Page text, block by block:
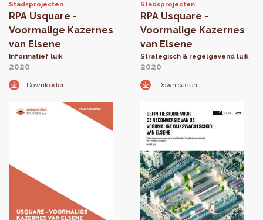
Stadsprojecten
RPA Usquare -
Voormalige Kazernes
van Elsene
Informatief luik
2020
Downloaden
Stadsprojecten
RPA Usquare -
Voormalige Kazernes
van Elsene
Strategisch & regelgevend luik
2020
Downloaden